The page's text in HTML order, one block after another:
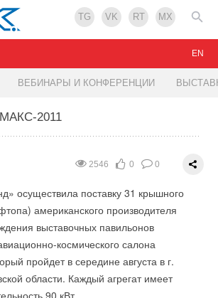
TG VK RT MX
ВЕБИНАРЫ И КОНФЕРЕНЦИИ
EN
2011
2546 0 0
осуществила поставку 31 крышного
американского производителя
выставочных павильонов
космического салона
пройдет в середине августа в г.
области. Каждый агрегат имеет
смеситель
энергофорум
энергосервиса в российско-
конференции принимают участие
РФ Сергей Шматко, министр
РФ Виктор Басаргин, председатель
энергетического агентства " DENA"
высокопоставленные лица.
на котором обсуждалась роль
модернизации российской экономики,